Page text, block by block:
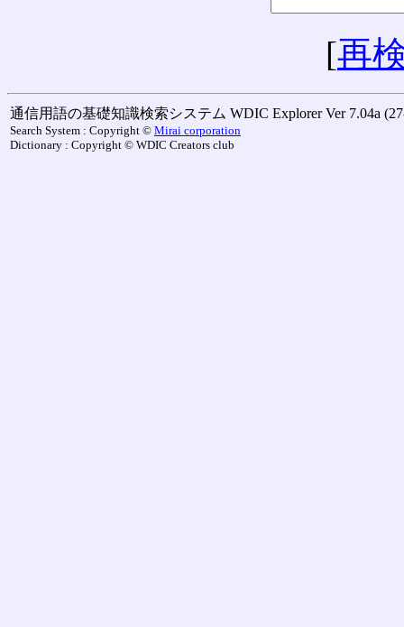
[再
通信用語の基礎知識検索システム WDIC Explorer Ver 7.04a
Search System : Copyright © Mirai corporation
Dictionary : Copyright © WDIC Creators club